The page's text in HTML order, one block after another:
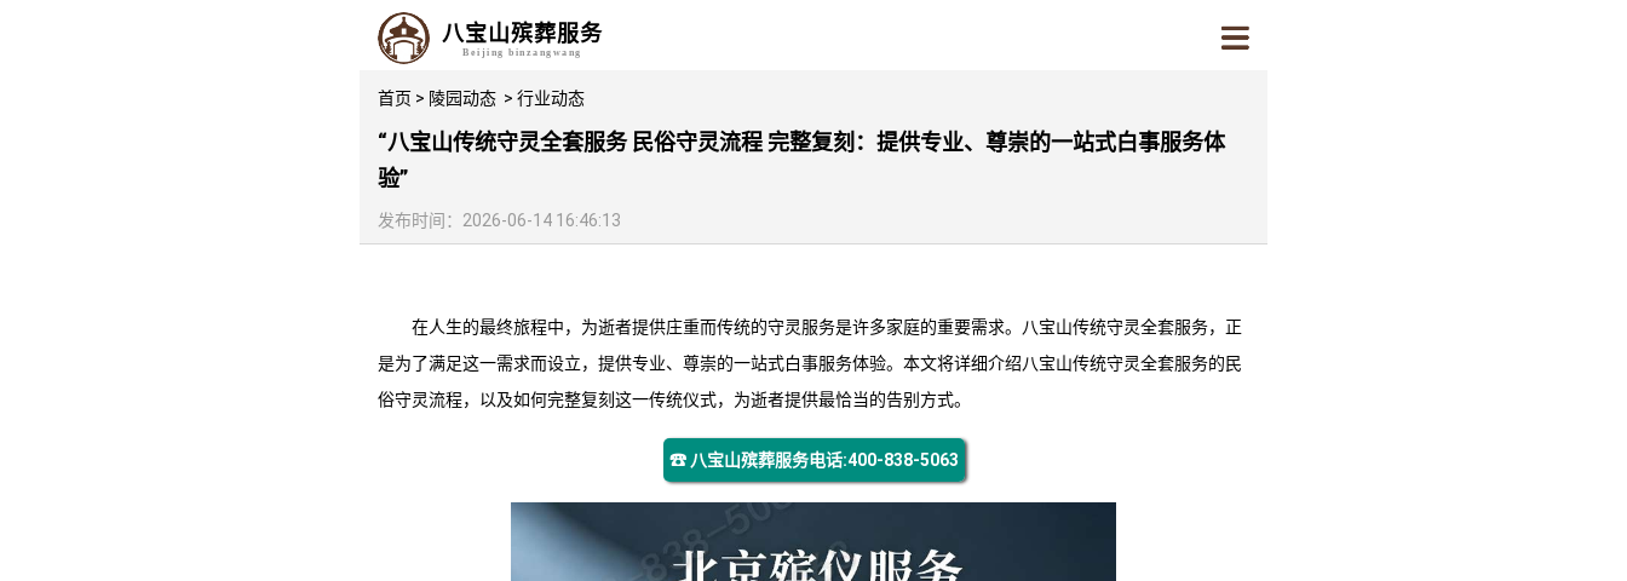
八宝山殡葬服务
Beijing binzangwang
首页 > 陵园动态 > 行业动态
“八宝山传统守灵全套服务 民俗守灵流程 完整复刻：提供专业、尊崇的一站式白事服务体
验”
发布时间：2026-06-14 16:46:13
在人生的最终旅程中，为逝者提供庄重而传统的守灵服务是许多家庭的重要需求。八宝山传统守灵全套服务，正
是为了满足这一需求而设立，提供专业、尊崇的一站式白事服务体验。本文将详细介绍八宝山传统守灵全套服务的民
俗守灵流程，以及如何完整复刻这一传统仪式，为逝者提供最恰当的告别方式。
☎ 八宝山殡葬服务电话:400-838-5063